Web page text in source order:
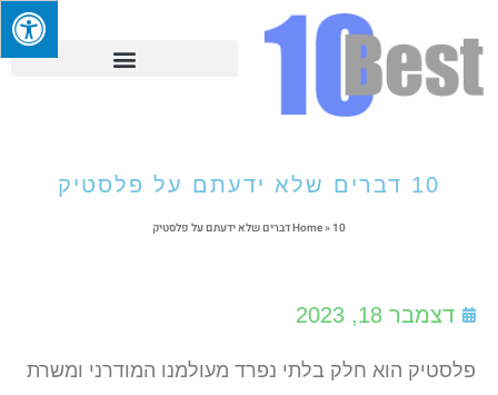
10 דברים שלא ידעתם על פלסטיק
Home» 10 דברים שלא ידעתם על פלסטיק
דצמבר 18, 2023
פלסטיק הוא חלק בלתי נפרד מעולמנו המודרני ומשרת